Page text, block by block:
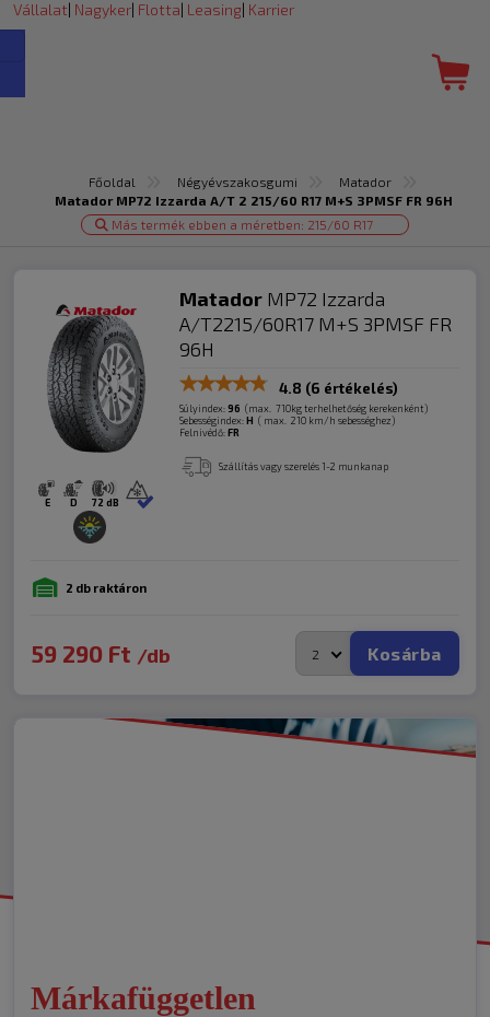
Vállalat| Nagyker| Flotta| Leasing| Karrier
Főoldal Négyévszakosgumi
Matador
Matador MP72 Izzarda A/T 2 215/60 R17 M+S 3PMSF FR 96H
Más termék ebben a méretben: 215/60 R17
E D 72 dB
MatadorMP72 Izzarda
A/T2215/60R17 M+S 3PMSF FR
96H
4.8 (6 értékelés)
Súlyindex:96 (max. 710kg terhelhetőség kerekenként)
Sebességindex:H ( max. 210 km/h sebességhez)
Felnivédő:FR
Szállítás vagy szerelés 1-2 munkanap
2 db raktáron
Kosárba
59 290 Ft /db
Márkafüggetlen